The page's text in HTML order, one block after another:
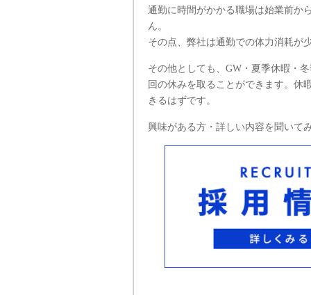
通勤に時間がかかる職場は始業前か
ん。
その点、弊社は通勤での体力消耗が
その他としても、GW・夏季休暇・
回の休みを取ることができます。休
きるはずです。
興味がある方・詳しい内容を聞いて